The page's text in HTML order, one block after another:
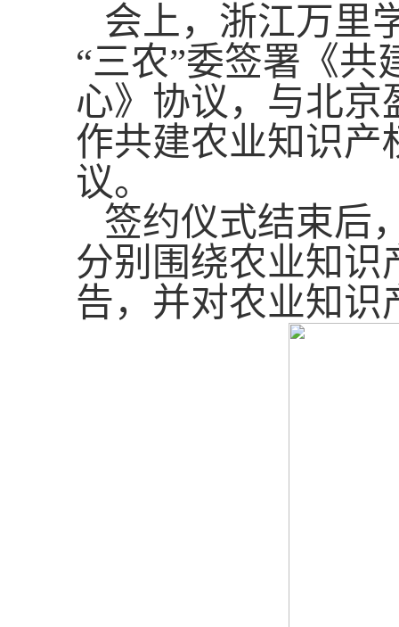
会上， 浙江万里
“三农”委签署《
心》协议，与北京
作共建农业知识产
议。
签约仪式结束后
分别围绕农业知识
告， 并对农业知识